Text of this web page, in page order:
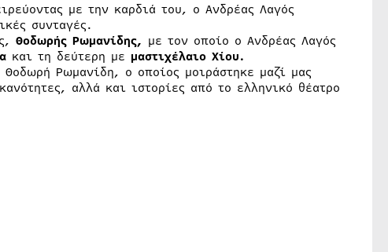
με την καρδιά του, ο Ανδρέας Λαγός
συνταγές.
Θοδωρής Ρωμανίδης, με τον οποίο ο Ανδρέας Λαγός
και τη δεύτερη με μαστιχέλαιο Χίου.
Ρωμανίδη, ο οποίος μοιράστηκε μαζί μας
αλλά και ιστορίες από το ελληνικό θέατρο